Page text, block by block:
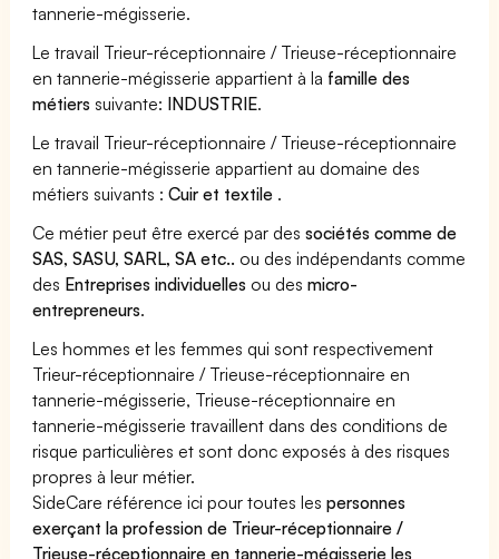
tannerie-mégisserie.
Le travail Trieur-réceptionnaire / Trieuse-réceptionnaire
en tannerie-mégisserie appartient à la famille des
métiers suivante: INDUSTRIE.
Le travail Trieur-réceptionnaire / Trieuse-réceptionnaire
en tannerie-mégisserie appartient au domaine des
métiers suivants :Cuir et textile .
Ce métier peut être exercé par dessociétés comme de
SAS, SASU, SARL, SA etc.. ou des indépendants comme
des Entreprises individuelles ou desmicro-
entrepreneurs.
Les hommes et les femmes qui sont respectivement
Trieur-réceptionnaire / Trieuse-réceptionnaire en
tannerie-mégisserie, Trieuse-réceptionnaire en
tannerie-mégisserie travaillent dans des conditions de
risque particulières et sont donc exposés à des risques
propres à leur métier.
SideCare référence ici pour toutes lespersonnes
exerçant la profession de Trieur-réceptionnaire /
Trieuse-réceptionnaire en tannerie-mégisserie les